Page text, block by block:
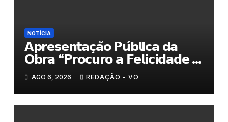
NOTÍCIA
𝗔𝗽𝗿𝗲𝘀𝗲𝗻𝘁𝗮𝗰̧𝗮̃𝗼 𝗣𝘂́𝗯𝗹𝗶𝗰𝗮 𝗱𝗮
𝗢𝗯𝗿𝗮 “𝗣𝗿𝗼𝗰𝘂𝗿𝗼 𝗮 𝗙𝗲𝗹𝗶𝗰𝗶𝗱𝗮𝗱𝗲 𝗲
𝗲𝗹𝗮 𝗺𝗼𝗿𝗮 𝗰𝗼𝗺𝗶𝗴𝗼”
AGO 6, 2026 REDAÇÃO - VO